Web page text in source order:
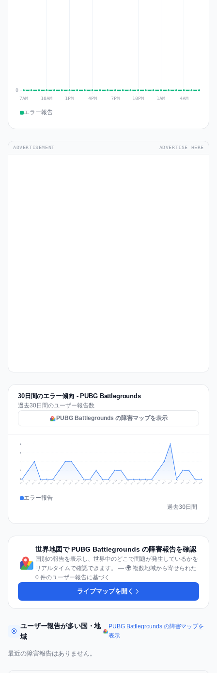
エラー報告
ADVERTISEMENT ADVERTISE HERE
30日間のエラー傾向 - PUBG Battlegrounds
過去30日間のユーザー報告数
PUBG Battlegrounds の障害マップを表示
1
2
3
4
Jul 9 Jul 10 Jul 11 Jul 12 Jul 13 Jul 14 Jul 15 Jul 16 Jul 17 Jul 18 Jul 19 Jul 20 Jul 21 Jul 22 Jul 23 Jul 24 Jul 25 Jul 26 Jul 27 Jul 28 Jul 29 Jul 30 Jul 31 Aug 1 Aug 2 Aug 3 Aug 4 Aug 5 Aug 6 Aug 7
エラー報告
過去30日間
世界地図で PUBG Battlegrounds の障害報告を確認
国別の報告を表示し、世界中のどこで問題が発生しているかを
リアルタイムで確認できます。 — 🌍 複数地域から寄せられた
0 件のユーザー報告に基づく
ライブマップを開く
ユーザー報告が多い国・地
域
PUBG Battlegrounds の障害マップを
表示
最近の障害報告はありません。